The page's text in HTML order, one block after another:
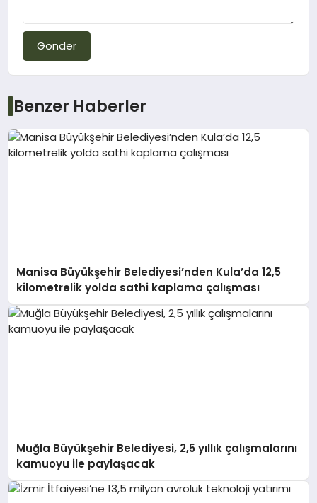
Gönder
Benzer Haberler
Manisa Büyükşehir Belediyesi’nden Kula’da 12,5
kilometrelik yolda sathi kaplama çalışması
Muğla Büyükşehir Belediyesi, 2,5 yıllık çalışmalarını
kamuoyu ile paylaşacak